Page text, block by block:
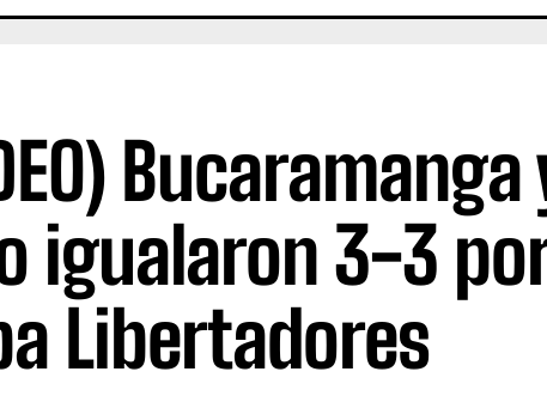
Bucaramanga
igualaron 3-3
Libertadores